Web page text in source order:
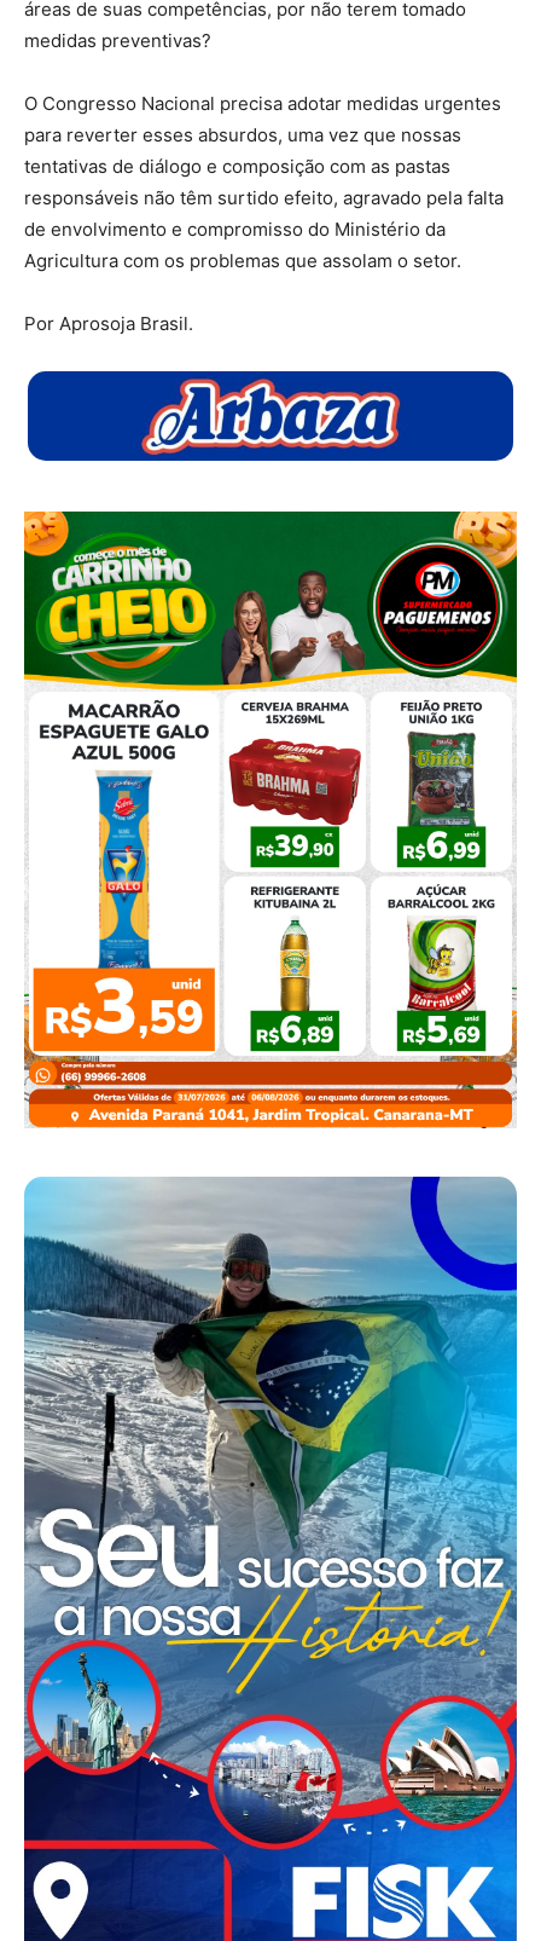
áreas de suas competências, por não terem tomado
medidas preventivas?
O Congresso Nacional precisa adotar medidas urgentes
para reverter esses absurdos, uma vez que nossas
tentativas de diálogo e composição com as pastas
responsáveis não têm surtido efeito, agravado pela falta
de envolvimento e compromisso do Ministério da
Agricultura com os problemas que assolam o setor.
Por Aprosoja Brasil.